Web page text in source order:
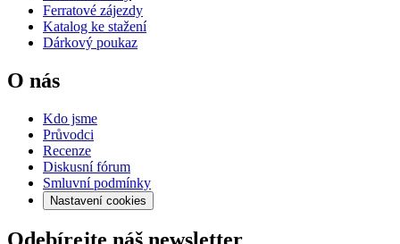
Ferratové zájezdy
Katalog ke stažení
Dárkový poukaz
O nás
Kdo jsme
Průvodci
Recenze
Diskusní fórum
Smluvní podmínky
Nastavení cookies
Odebírejte náš newsletter